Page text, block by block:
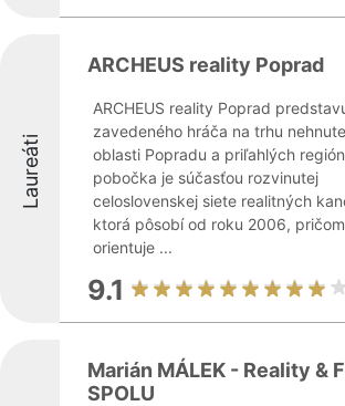
Laureáti
ARCHEUS reality Poprad
ARCHEUS reality Poprad
zavedeného hráča na trhu
oblasti Popradu a priľahlých
pobočka je súčasťou rozvinutej
celoslovenskej siete realitných
ktorá pôsobí od roku 2006,
orientuje ...
9.1
Marián MÁLEK - Reality &
SPOLU